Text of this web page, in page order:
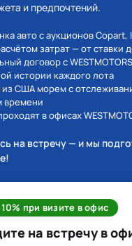
и предпочтений.
авто с аукционов Copart,
затрат — от ставки
договор с
истории каждого лота
из США морем с
времени
в офисах
на встречу — и мы
при визите в офис
на встречу в